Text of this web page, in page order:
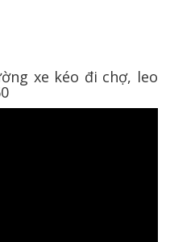
xe kéo đi chợ, leo